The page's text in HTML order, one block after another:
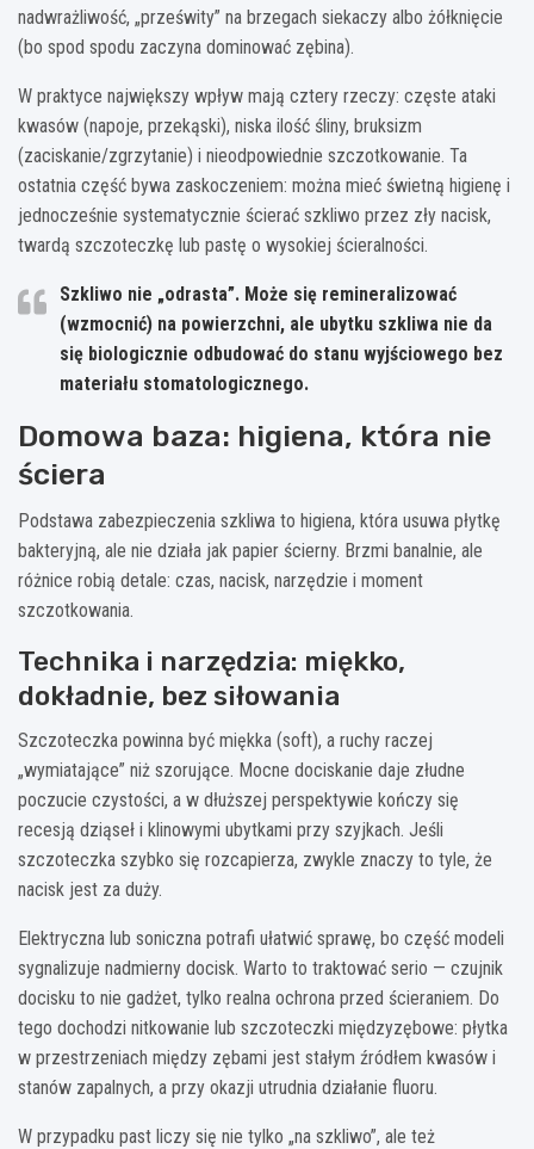
nadwrażliwość, „prześwity” na brzegach siekaczy albo żółknięcie
(bo spod spodu zaczyna dominować zębina).
W praktyce największy wpływ mają cztery rzeczy: częste ataki
kwasów (napoje, przekąski), niska ilość śliny, bruksizm
(zaciskanie/zgrzytanie) i nieodpowiednie szczotkowanie. Ta
ostatnia część bywa zaskoczeniem: można mieć świetną higienę i
jednocześnie systematycznie ścierać szkliwo przez zły nacisk,
twardą szczoteczkę lub pastę o wysokiej ścieralności.
Szkliwo nie „odrasta”. Może się remineralizować
(wzmocnić) na powierzchni, ale ubytku szkliwa nie da
się biologicznie odbudować do stanu wyjściowego bez
materiału stomatologicznego.
Domowa baza: higiena, która nie
ściera
Podstawa zabezpieczenia szkliwa to higiena, która usuwa płytkę
bakteryjną, ale nie działa jak papier ścierny. Brzmi banalnie, ale
różnice robią detale: czas, nacisk, narzędzie i moment
szczotkowania.
Technika i narzędzia: miękko,
dokładnie, bez siłowania
Szczoteczka powinna być miękka (soft), a ruchy raczej
„wymiatające” niż szorujące. Mocne dociskanie daje złudne
poczucie czystości, a w dłuższej perspektywie kończy się
recesją dziąseł i klinowymi ubytkami przy szyjkach. Jeśli
szczoteczka szybko się rozcapierza, zwykle znaczy to tyle, że
nacisk jest za duży.
Elektryczna lub soniczna potrafi ułatwić sprawę, bo część modeli
sygnalizuje nadmierny docisk. Warto to traktować serio — czujnik
docisku to nie gadżet, tylko realna ochrona przed ścieraniem. Do
tego dochodzi nitkowanie lub szczoteczki międzyzębowe: płytka
w przestrzeniach między zębami jest stałym źródłem kwasów i
stanów zapalnych, a przy okazji utrudnia działanie fluoru.
W przypadku past liczy się nie tylko „na szkliwo”, ale też